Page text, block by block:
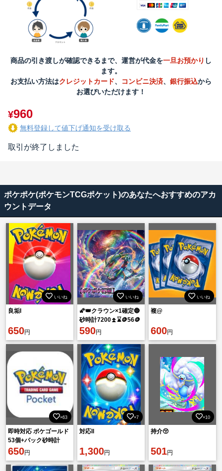
商品の引き渡しが確認できるまで、運営が代金を一旦お預かり し
ます。
お支払い方法はクレジットカード、 コンビニ決済、 銀行振込から
お選びいただけます！
¥960
無料登録して値下げ通知を受け取る
取引が終了しました
ポケポケ(ポケモンTCGポケット)のあなたへおすすめのアカ
ウントデータ
いいね
良垢I
650円
いいね
🌠👑クラウン×1確定🔵
砂時計7200⏫⌛🪙56🪙
🟢トレード砂時計
1100⏫️
590円
いいね
複@
600円
×63
即時対応 ポケゴールド
53個+パック砂時計
*6400+チャレンジ砂時
計2700個+カード枚数
3000
650円
×7
対応ll
1,300円
×10
持介😚
501円